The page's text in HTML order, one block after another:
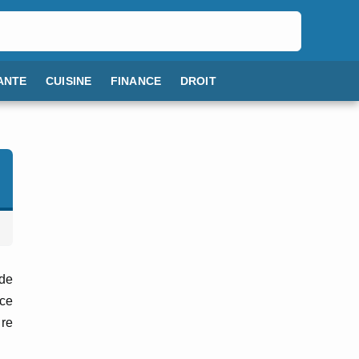
CUISINE FINANCE DROIT